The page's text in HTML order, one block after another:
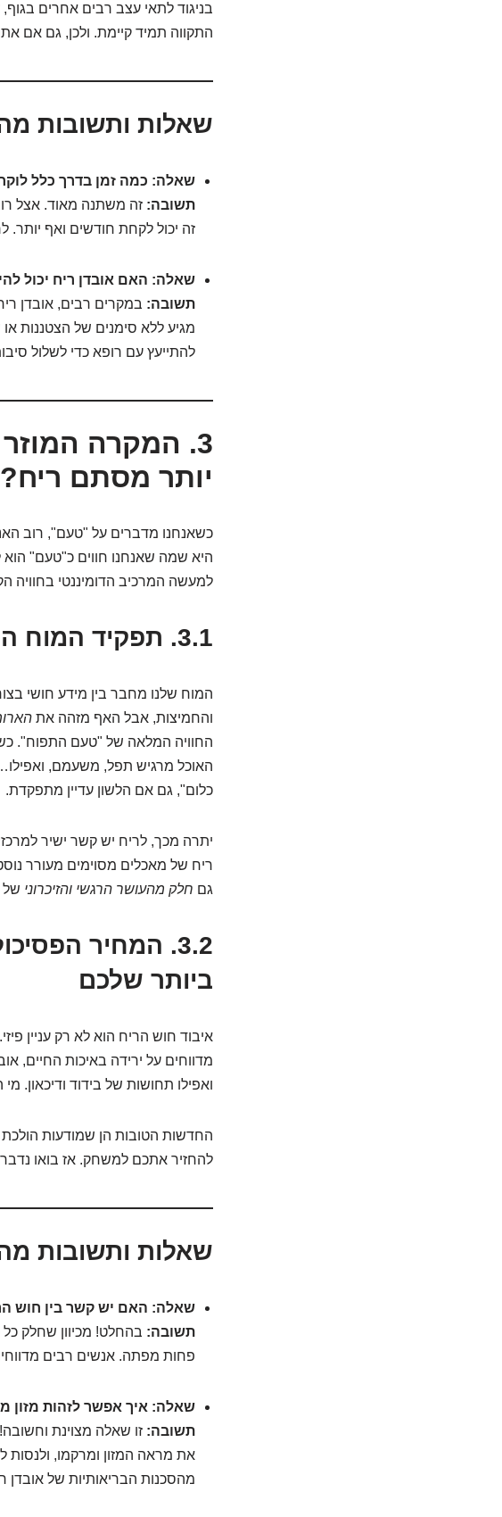
בניגוד לתאי עצב רבים אחרים בגוף,
התקווה תמיד קיימת. ולכן, גם אם
שאלות ותשובות
שאלה: כמה זמן בדרך כלל
תשובה: זה משתנה מאוד. אצל
זה יכול לקחת חודשים ואף יותר.
שאלה: האם אובדן ריח יכול
תשובה: במקרים רבים, אובדן
מגיע ללא סימנים של הצטננות
להתייעץ עם רופא כדי לשלול
3. המקרה
יותר מסתם ריח?
כשאנחנו מדברים על "טעם", רוב
היא שמה שאנחנו חווים כ"טעם"
למעשה המרכיב הדומיננטי בחוויה
3.1. תפקיד המוח המרכזי: כשריחות פוגשים זיכרונות
המוח שלנו מחבר בין מידע חושי
והחמיצות, אבל האף מזהה את
החוויה המלאה של "טעם התפוח".
האוכל מרגיש תפל, משעמם,
כלום", גם אם הלשון עדיין מתפקדת.
יתרה מכך, לריח יש קשר ישיר
ריח של מאכלים מסוימים מעורר
גם חלק מהעושר הרגשי והזיכרוני של
3.2. המחיר
ביותר שלכם
איבוד חוש הריח הוא לא רק עניין
מדווחים על ירידה באיכות החיים,
ואפילו תחושות של בידוד ודיכאון.
החדשות הטובות הן שמודעות הולכת
להחזיר אתכם למשחק. אז בואו
שאלות ותשובות
שאלה: האם יש קשר בין חוש
תשובה: בהחלט! מכיוון שחלק
פחות מפתה. אנשים רבים
שאלה: איך אפשר לזהות מזון
תשובה: זו שאלה מצוינת
את מראה המזון ומרקמו,
מהסכנות הבריאותיות של אובדן